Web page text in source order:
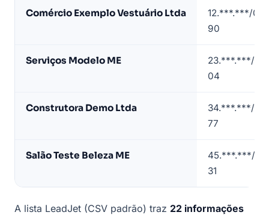
empresas
(contatos
Comércio Exemplo Vestuário Ltda
12.***.***/
90
Serviços Modelo ME
23.***.***/
04
Construtora Demo Ltda
34.***.***/
77
Salão Teste Beleza ME
45.***.***/
31
A lista LeadJet (CSV padrão) traz 22 informações